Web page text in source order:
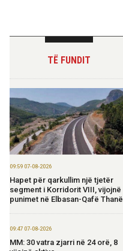
TË FUNDIT
09:59 07-08-2026
Hapet për qarkullim një tjetër
segment i Korridorit VIII, vijojnë
punimet në Elbasan-Qafë Thanë
09:47 07-08-2026
MM: 30 vatra zjarri në 24 orë, 8